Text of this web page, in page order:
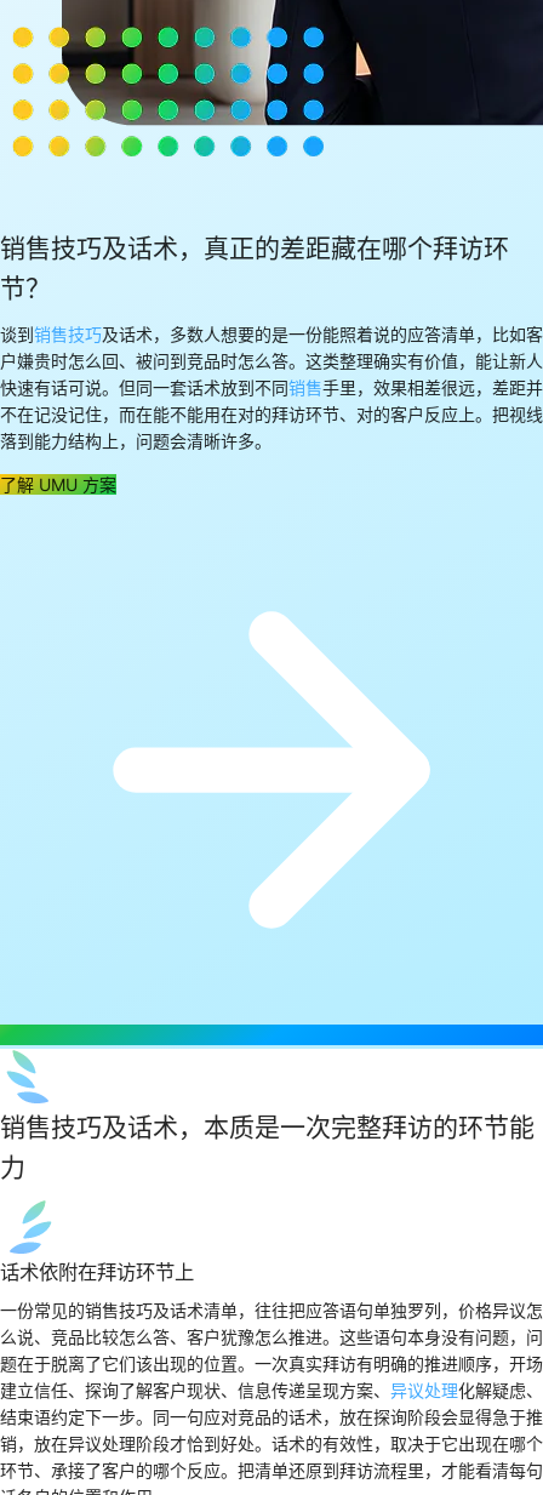
销售技巧及话术，真正的差距藏在哪个拜访环
节？
谈到销售技巧及话术，多数人想要的是一份能照着说的应答清单，比如客
户嫌贵时怎么回、被问到竞品时怎么答。这类整理确实有价值，能让新人
快速有话可说。但同一套话术放到不同销售手里，效果相差很远，差距并
不在记没记住，而在能不能用在对的拜访环节、对的客户反应上。把视线
落到能力结构上，问题会清晰许多。
了解 UMU 方案
销售技巧及话术，本质是一次完整拜访的环节能
力
话术依附在拜访环节上
一份常见的销售技巧及话术清单，往往把应答语句单独罗列，价格异议怎
么说、竞品比较怎么答、客户犹豫怎么推进。这些语句本身没有问题，问
题在于脱离了它们该出现的位置。一次真实拜访有明确的推进顺序，开场
建立信任、探询了解客户现状、信息传递呈现方案、 异议处理化解疑虑、
结束语约定下一步。同一句应对竞品的话术，放在探询阶段会显得急于推
销，放在异议处理阶段才恰到好处。话术的有效性，取决于它出现在哪个
环节、承接了客户的哪个反应。把清单还原到拜访流程里，才能看清每句